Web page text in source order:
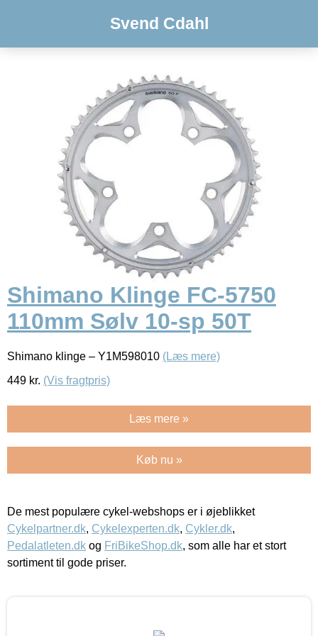
Svend Cdahl
Shimano Klinge FC-5750
110mm Sølv 10-sp 50T
Shimano klinge – Y1M598010 (Læs mere)
449 kr. (Vis fragtpris)
Læs mere »
Køb nu »
De mest populære cykel-webshops er i øjeblikket
Cykelpartner.dk, Cykelexperten.dk, Cykler.dk,
Pedalatleten.dk og FriBikeShop.dk, som alle har et stort
sortiment til gode priser.